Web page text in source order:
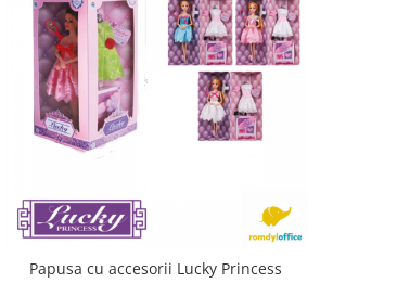
Papusa cu accesorii Lucky Princess